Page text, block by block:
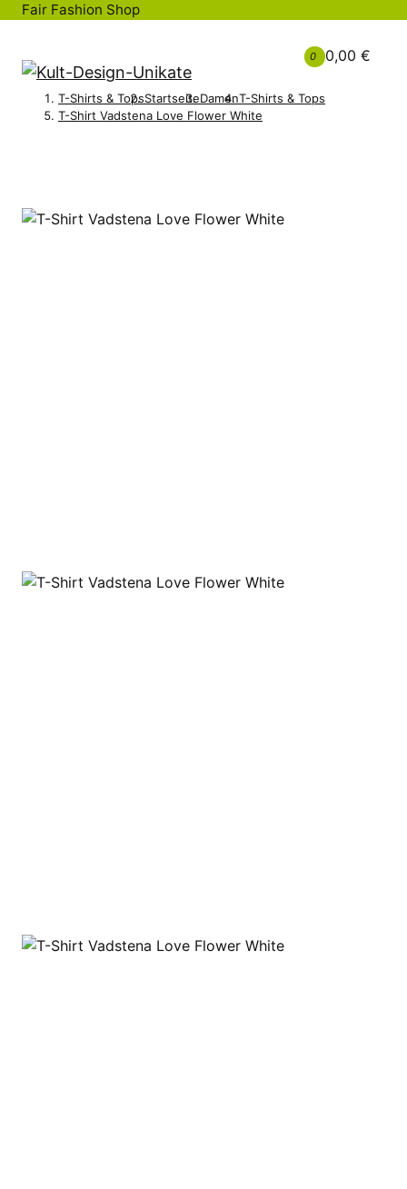
Fair Fashion Shop
0 0,00 €
T-Shirts & TopsStartseiteDamenT-Shirts & Tops
T-Shirt Vadstena Love Flower White